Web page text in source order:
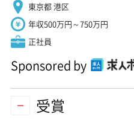
東京都 港区
年収500万円～750万円
正社員
Sponsored by
受賞